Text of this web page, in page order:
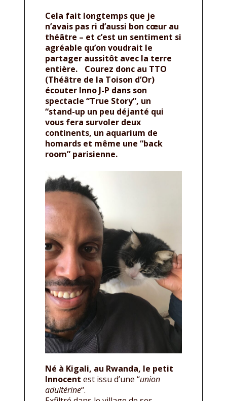
Cela fait longtemps que je
n’avais pas ri d’aussi bon cœur au
théâtre – et c’est un sentiment si
agréable qu’on voudrait le
partager aussitôt avec la terre
entière. Courez donc au TTO
(Théâtre de la Toison d’Or)
écouter Inno J-P dans son
spectacle “True Story”, un
“stand-up un peu déjanté qui
vous fera survoler deux
continents, un aquarium de
homards et même une “back
room” parisienne.
Né à Kigali, au Rwanda, le petit
Innocent est issu d’une “union
adultérine“.